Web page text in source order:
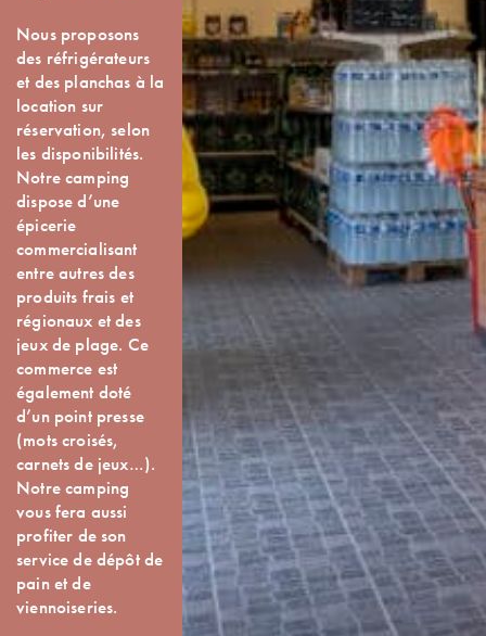
Nous proposons
des réfrigérateurs
et des planchas à la
location sur
réservation, selon
les disponibilités.
Notre camping
dispose d’une
épicerie
commercialisant
entre autres des
produits frais et
régionaux et des
jeux de plage. Ce
commerce est
également doté
d’un point presse
(mots croisés,
carnets de jeux…).
Notre camping
vous fera aussi
profiter de son
service de dépôt de
pain et de
viennoiseries.